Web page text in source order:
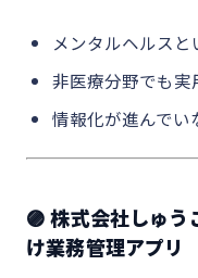
メンタルヘルス
非医療分野でも実
情報化が進んでい
🟣 株式会社しゅ
け業務管理アプリ